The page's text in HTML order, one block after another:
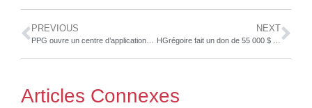
PREVIOUS NEXT
Articles Connexes